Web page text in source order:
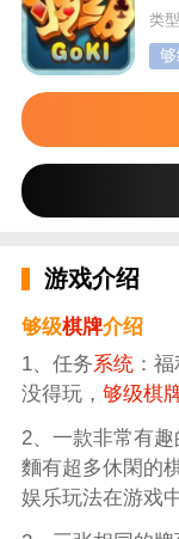
类
游戏介绍
够级棋牌介绍
1、任务系统：福
没得玩， 够级棋
2、一款非常有
麵有超多休閑的
娱乐玩法在游戏